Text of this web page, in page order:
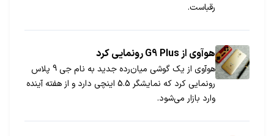
رقباست.
هوآوی از G9 Plus رونمایی کرد
هوآوی از یک گوشی میان‌رده جدید به نام جی 9 پلاس
رونمایی کرد که نمایشگر 5.5 اینچی دارد و از هفته آینده
وارد بازار می‎شود.